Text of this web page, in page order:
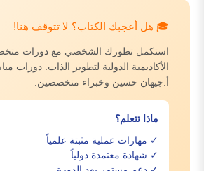
🎓 هل أعجبك الكتاب؟ لا تتوقف هنا!
استكمل تطورك الشخصي مع دورات
الأكاديمية الدولية لتطوير الذات. دورات
أ.جيهان حسين وخبراء متخصصين.
ماذا تتعلم؟
✓ مهارات عملية مثبتة علمياً
✓ شهادة معتمدة دولياً